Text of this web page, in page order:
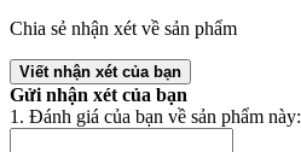
Chia sẻ nhận xét về sản phẩm
Viết nhận xét của bạn
Gửi nhận xét của bạn
1. Đánh giá của bạn về sản phẩm này: